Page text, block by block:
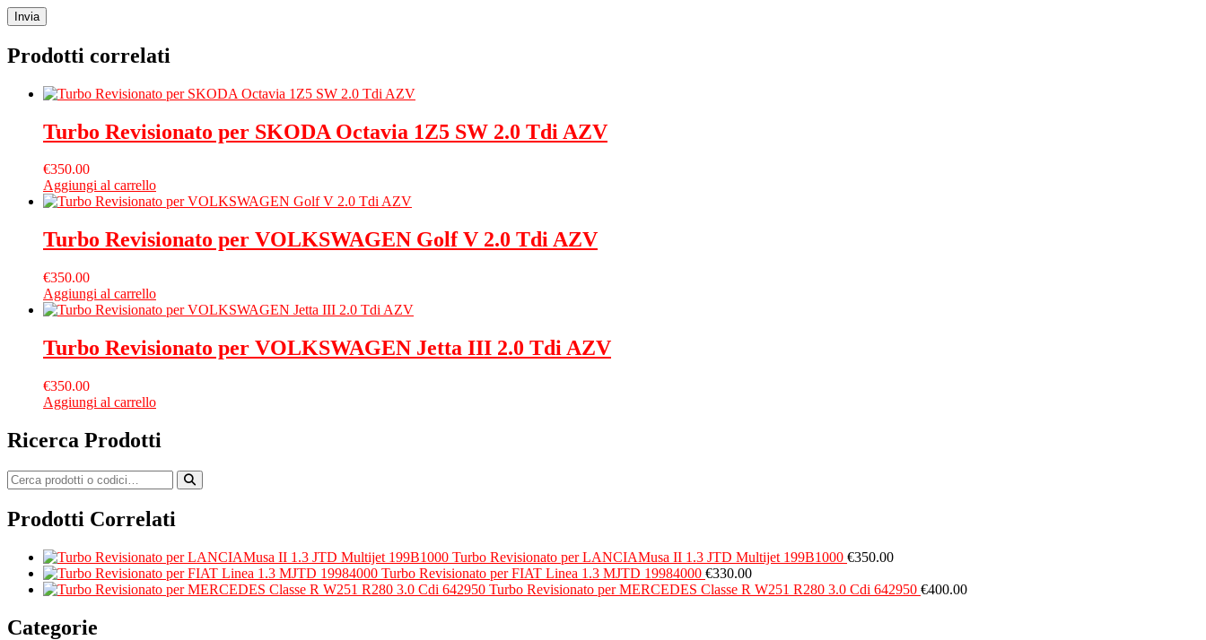
Prodotti correlati
Turbo Revisionato per SKODA Octavia 1Z5 SW 2.0 Tdi AZV
€350.00
Aggiungi al carrello
Turbo Revisionato per VOLKSWAGEN Golf V 2.0 Tdi AZV
€350.00
Aggiungi al carrello
Turbo Revisionato per VOLKSWAGEN Jetta III 2.0 Tdi AZV
€350.00
Aggiungi al carrello
Ricerca Prodotti
Prodotti Correlati
Turbo Revisionato per LANCIAMusa II 1.3 JTD Multijet 199B1000 €350.00
Turbo Revisionato per FIAT Linea 1.3 MJTD 19984000 €330.00
Turbo Revisionato per MERCEDES Classe R W251 R280 3.0 Cdi 642950 €400.00
Categorie